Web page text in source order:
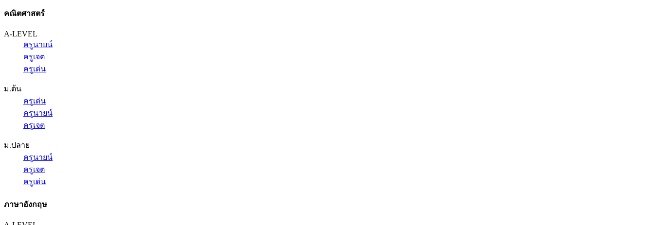
คณิตศาสตร์
A-LEVEL
ครูนายน์
ครูเจต
ครูเด่น
ม.ต้น
ครูเด่น
ครูนายน์
ครูเจต
ม.ปลาย
ครูนายน์
ครูเจต
ครูเด่น
ภาษาอังกฤษ